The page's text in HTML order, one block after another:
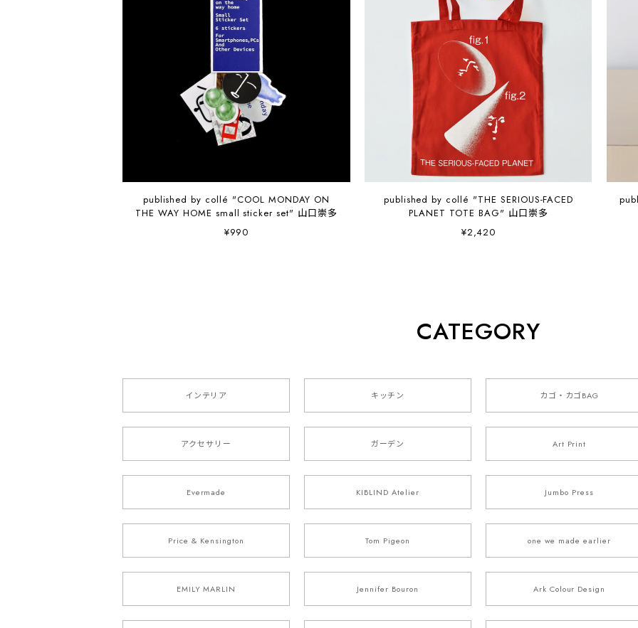
published by collé "COOL MONDAY ON
THE WAY HOME small sticker set" 山口崇多
¥990
published by collé "THE SERIOUS-FACED
PLANET TOTE BAG" 山口崇多
¥2,420
CATEGORY
インテリア キッチン カゴ・カゴBAG
アクセサリー ガーデン Art Print
Evermade KIBLIND Atelier Jumbo Press
Price & Kensington Tom Pigeon one we made earlier
EMILY MARLIN Jennifer Bouron Ark Colour Design